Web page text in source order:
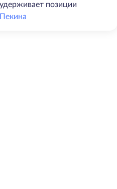
позиции